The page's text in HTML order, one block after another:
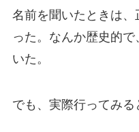
名前を聞いたときは、
った。なんか歴史的
いた。
でも、実際行ってみる